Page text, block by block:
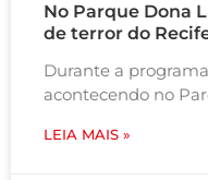
No Parque Dona
de terror do
Durante a
acontecendo no
LEIA MAIS »